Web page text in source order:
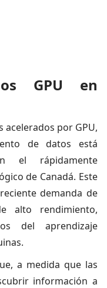
GPU en
por GPU,
de datos está
el rápidamente
de Canadá. Este
demanda de
alto rendimiento,
del aprendizaje
a medida que las
información a